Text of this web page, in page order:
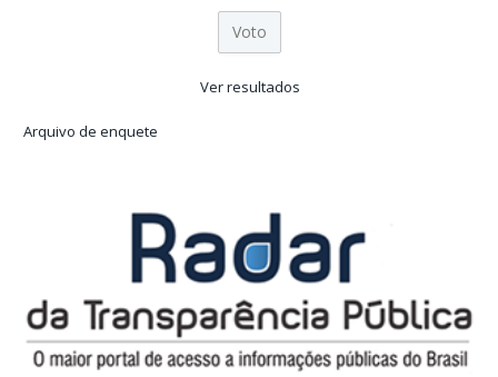
Ver resultados
Arquivo de enquete